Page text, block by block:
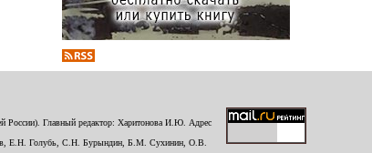
России). Главный редактор: Харитонова И.Ю. Адрес
Е.Н. Голубь, С.Н. Бурындин, Б.М. Сухинин, О.В.